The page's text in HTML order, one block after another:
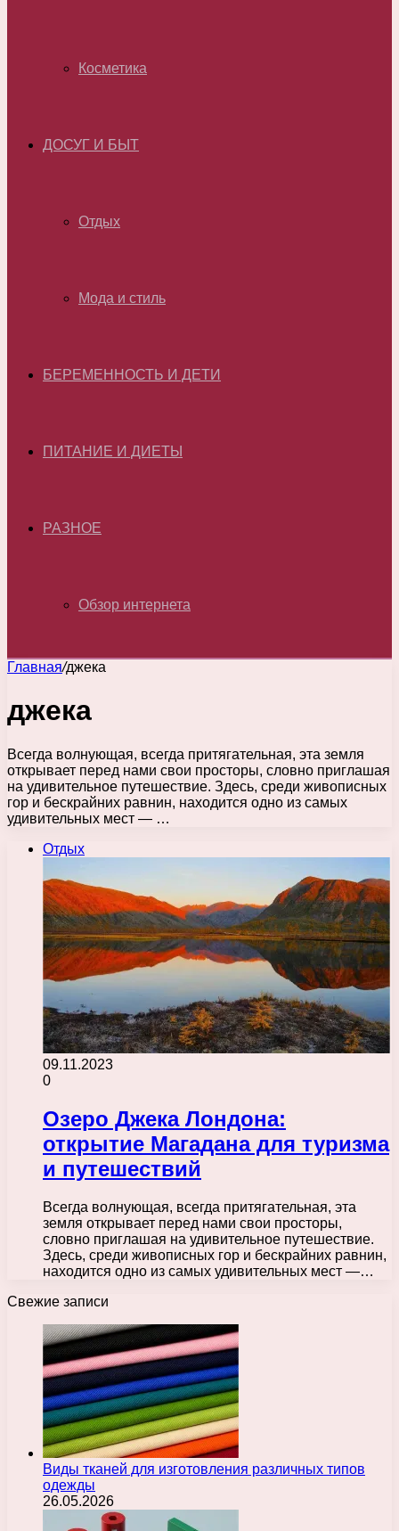
Косметика
ДОСУГ И БЫТ
Отдых
Мода и стиль
БЕРЕМЕННОСТЬ И ДЕТИ
ПИТАНИЕ И ДИЕТЫ
РАЗНОЕ
Обзор интернета
Главная/джека
джека
Всегда волнующая, всегда притягательная, эта земля
открывает перед нами свои просторы, словно приглашая
на удивительное путешествие. Здесь, среди живописных
гор и бескрайних равнин, находится одно из самых
удивительных мест — …
Отдых
09.11.2023
0
Озеро Джека Лондона:
открытие Магадана для туризма
и путешествий
Всегда волнующая, всегда притягательная, эта
земля открывает перед нами свои просторы,
словно приглашая на удивительное путешествие.
Здесь, среди живописных гор и бескрайних равнин,
находится одно из самых удивительных мест —…
Свежие записи
Виды тканей для изготовления различных типов
одежды
26.05.2026